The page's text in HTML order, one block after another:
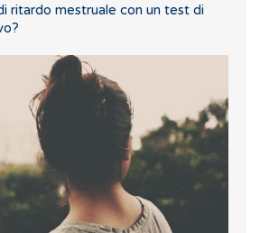
ritardo mestruale con un test di